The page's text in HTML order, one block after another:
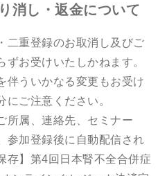
消し・返金について
二重登録のお取消し及びご
お受けいたしかねます。
伴ういかなる変更もお受け
にご注意ください。
所属、連絡先、セミナー
参加登録後に自動配信され
存】第4回日本腎不全合併症